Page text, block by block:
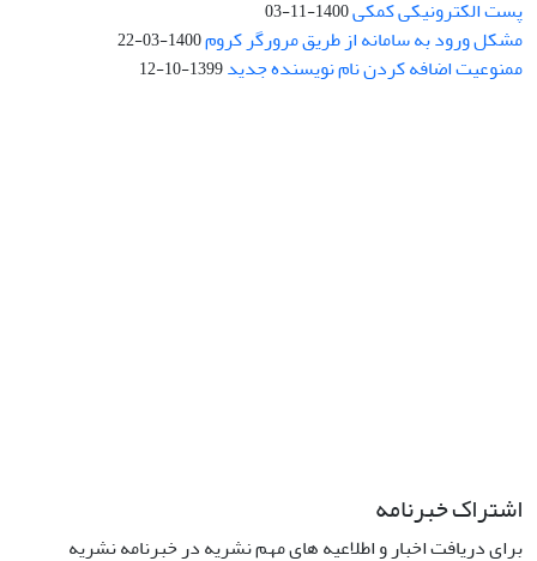
پست الکترونیکی کمکی1400-11-03
مشکل ورود به سامانه از طریق مرورگر کروم1400-03-22
ممنوعیت اضافه کردن نام نویسنده جدید1399-10-12
اشتراک خبرنامه
برای دریافت اخبار و اطلاعیه های مهم نشریه در خبرنامه نشریه